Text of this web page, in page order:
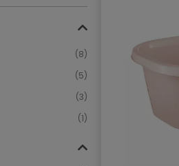
(8)
(5)
(3)
(1)